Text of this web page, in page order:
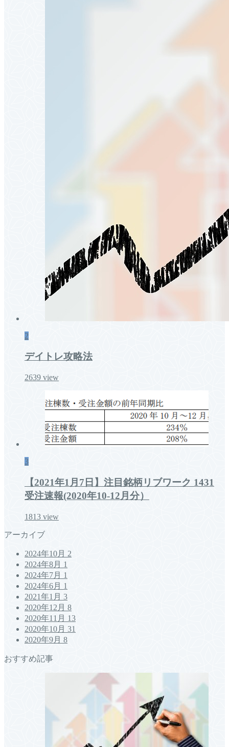
2
デイトレ攻略法
2639 view
3
【2021年1月7日】注目銘柄リブワーク 1431
受注速報(2020年10-12月分）
1813 view
アーカイブ
2024年10月 2
2024年8月 1
2024年7月 1
2024年6月 1
2021年1月 3
2020年12月 8
2020年11月 13
2020年10月 31
2020年9月 8
おすすめ記事